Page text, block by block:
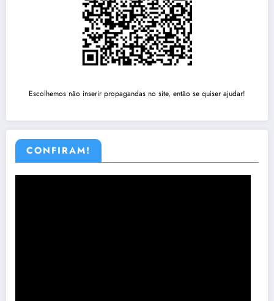
Escolhemos não inserir propagandas no site, então se quiser ajudar!
CONFIRAM!